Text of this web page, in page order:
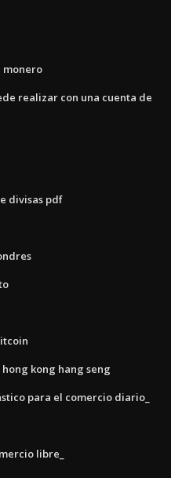
monero
realizar con una cuenta de
divisas pdf
kong hang seng
para el comercio diario_
libre_